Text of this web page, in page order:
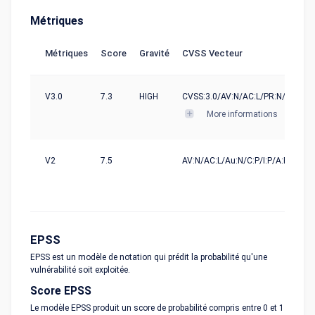
Métriques
Métriques Score Gravité CVSS Vecteur
V3.0 7.3 HIGH
CVSS:3.0/AV:N/AC:L/PR:N/UI:N/
More informations
V2 7.5 AV:N/AC:L/Au:N/C:P/I:P/A:P
EPSS
EPSS est un modèle de notation qui prédit la probabilité qu'une
vulnérabilité soit exploitée.
Score EPSS
Le modèle EPSS produit un score de probabilité compris entre 0 et 1